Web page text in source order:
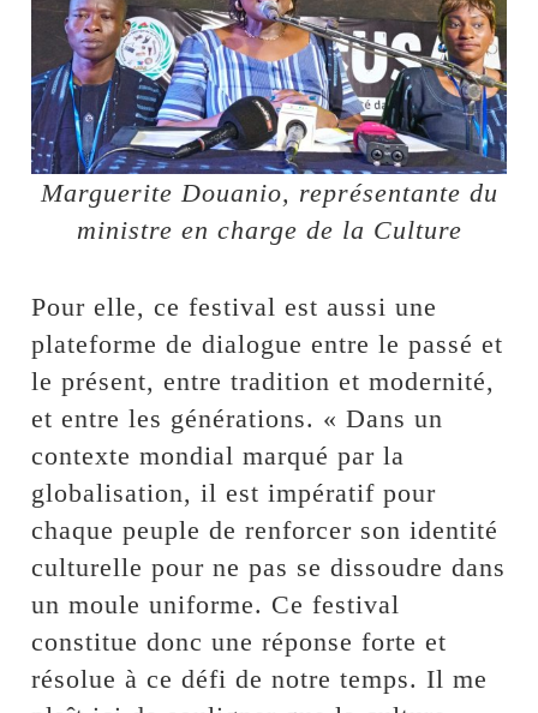
Marguerite Douanio, représentante du
ministre en charge de la Culture
Pour elle, ce festival est aussi une
plateforme de dialogue entre le passé et
le présent, entre tradition et modernité,
et entre les générations. « Dans un
contexte mondial marqué par la
globalisation, il est impératif pour
chaque peuple de renforcer son identité
culturelle pour ne pas se dissoudre dans
un moule uniforme. Ce festival
constitue donc une réponse forte et
résolue à ce défi de notre temps. Il me